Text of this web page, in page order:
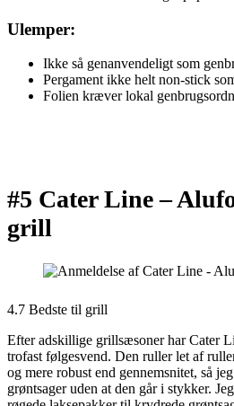
Ulemper:
Ikke så genanvendeligt som
Pergament ikke helt non-stick
Folien kræver lokal
#5 Cater Line –
grill
4.7 Bedste til grill
Efter adskillige grillsæsoner har Cater
trofast følgesvend. Den ruller let af
og mere robust end gennemsnitet, så
grøntsager uden at den går i stykker.